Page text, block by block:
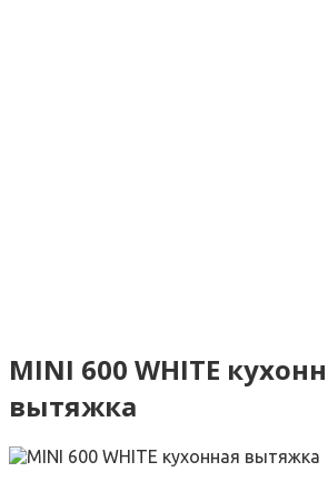
MINI 600 WHITE
вытяжка